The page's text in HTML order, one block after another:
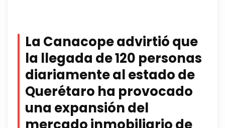
La Canacope advirtió que
la llegada de 120 personas
diariamente al estado de
Querétaro ha provocado
una expansión del